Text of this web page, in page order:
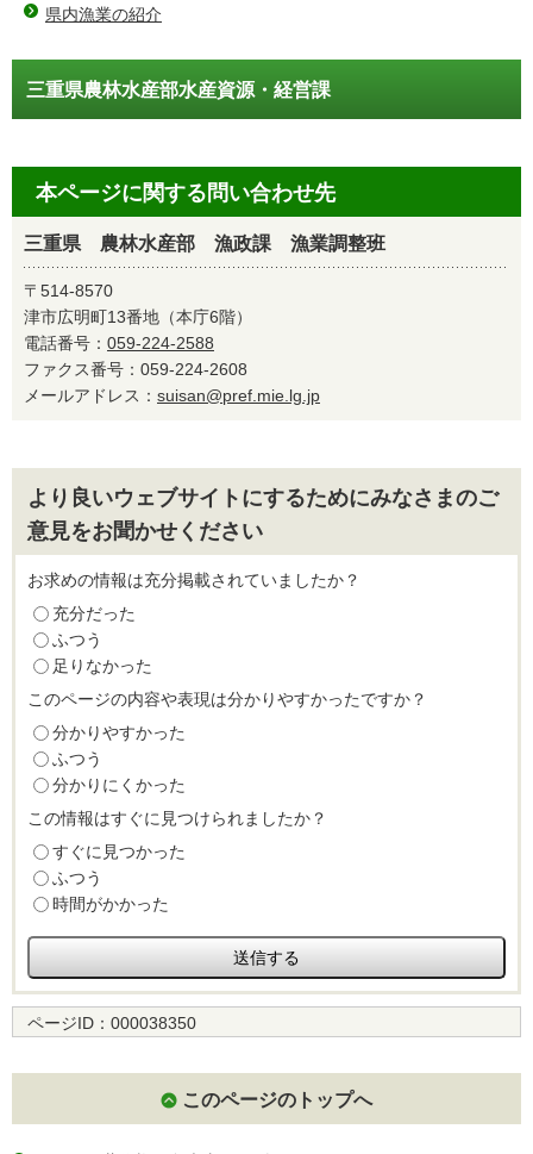
県内漁業の紹介
三重県農林水産部水産資源・経営課
本ページに関する問い合わせ先
三重県 農林水産部 漁政課 漁業調整班
〒514-8570
津市広明町13番地（本庁6階）
電話番号： 059-224-2588
ファクス番号：059-224-2608
メールアドレス： suisan@pref.mie.lg.jp
より良いウェブサイトにするためにみなさまのご
意見をお聞かせください
お求めの情報は充分掲載されていましたか？
充分だった
ふつう
足りなかった
このページの内容や表現は分かりやすかったですか？
分かりやすかった
ふつう
分かりにくかった
この情報はすぐに見つけられましたか？
すぐに見つかった
ふつう
時間がかかった
ページID： 000038350
このページのトップへ